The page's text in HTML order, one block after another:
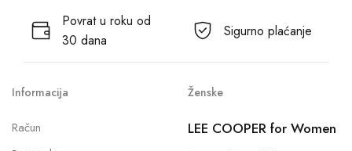
Povrat u roku od
30 dana
Sigurno plaćanje
Informacija
Račun
Ženske
LEE COOPER for Women